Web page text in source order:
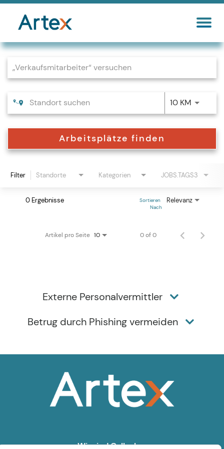
Job Search Page
10 KM
Arbeitsplätze finden
Filter Standorte Kategorien JOBS.TAGS3
0 Ergebnisse Relevanz
Sortieren
Nach
Artikel pro Seite 10 0 of 0
Externe Personalvermittler
Betrug durch Phishing vermeiden
Wir sind Gallagher